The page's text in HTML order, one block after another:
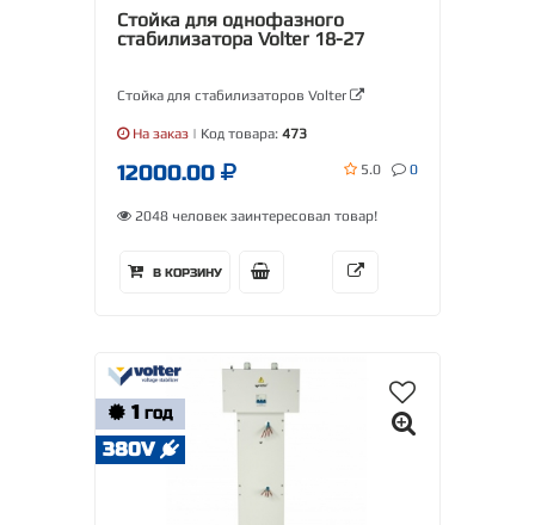
Стойка для однофазного
стабилизатора Volter 18-27
Стойка для стабилизаторов Volter
На заказ | Код товара: 473
12000.00 5.0 0
2048 человек заинтересовал товар!
В КОРЗИНУ
1 ГОД
380V